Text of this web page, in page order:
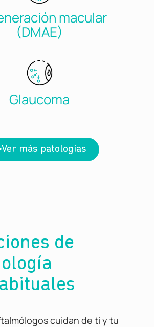
macular
(DMAE)
Glaucoma
Ver más patologías
de
cuidan de ti y tu